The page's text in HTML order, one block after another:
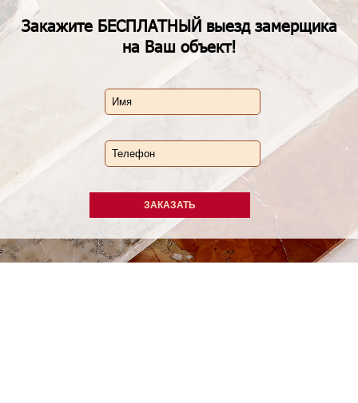
Закажите БЕСПЛАТНЫЙвыезд замерщика
на Ваш объект!
ЗАКАЗАТЬ